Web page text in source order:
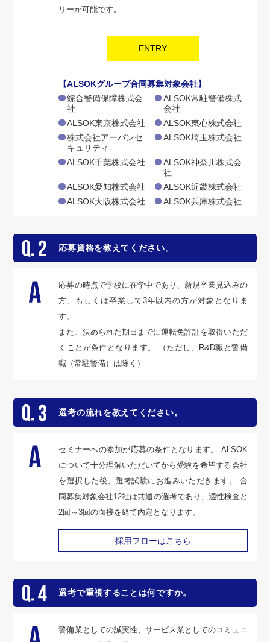
リーが可能です。
ENTRY
【ALSOKグループ合同募集対象会社】
綜合警備保障株式会
社
ALSOK常駐警備株式
会社
ALSOK東京株式会社
ALSOK東心株式会社
株式会社アーバンセ
キュリティ
ALSOK埼玉株式会社
ALSOK千葉株式会社
ALSOK神奈川株式会
社
ALSOK愛知株式会社
ALSOK近畿株式会社
ALSOK大阪株式会社
ALSOK兵庫株式会社
応募資格を教えてください。
応募の時点で学校に在学中であり、新規卒業見込みの
方、もしくは卒業して3年以内の方が対象となりま
す。
また、決められた期日までに運転免許証を取得いただ
くことが条件となります。 （ただし、R&D職と警備
職（常駐警備）は除く）
選考の流れを教えてください。
セミナーへの参加が応募の条件となります。 ALSOK
について十分理解いただいてから受験を希望する会社
を選択した後、選考試験にお進みいただきます。 合
同募集対象会社12社は共通の選考であり、適性検査と
2回～3回の面接を経て内定となります。
採用フローはこちら
選考で重視することは何ですか。
警備業としての誠実性、サービス業としてのコミュニ